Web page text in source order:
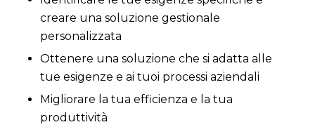
creare una soluzione gestionale
personalizzata
Ottenere una soluzione che si adatta alle
tue esigenze e ai tuoi processi aziendali
Migliorare la tua efficienza e la tua
produttività